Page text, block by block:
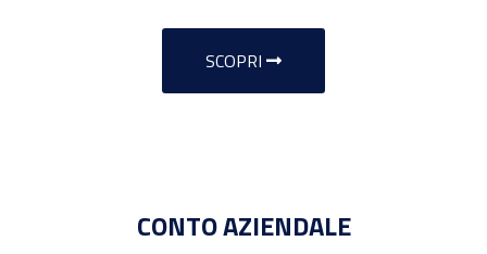
SCOPRI
CONTO AZIENDALE